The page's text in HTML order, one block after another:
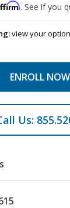
. See if you
view your
ENROLL NOW
Us: